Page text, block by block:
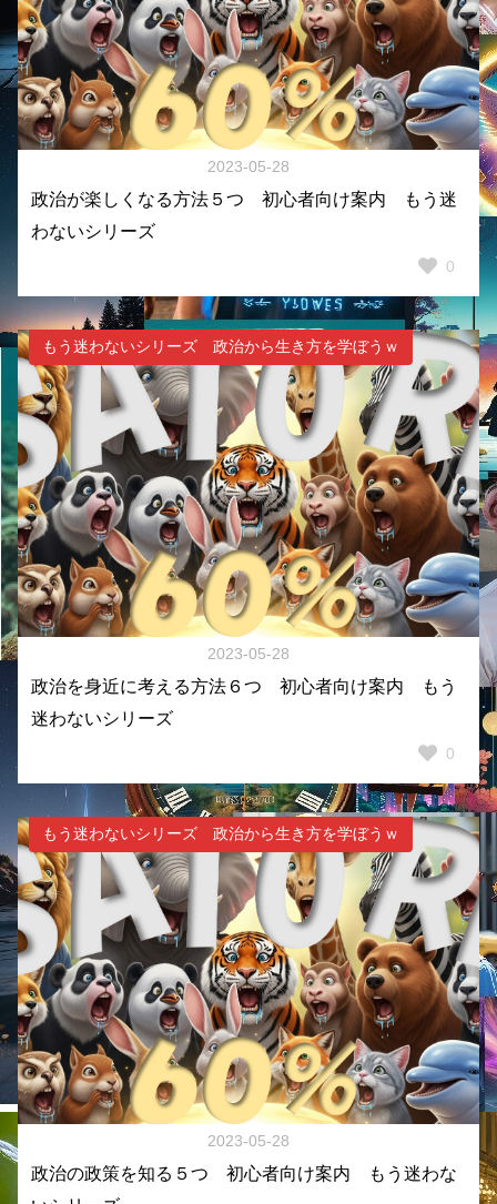
2023-05-28
政治が楽しくなる方法５つ 初心者向け案内 もう迷
わないシリーズ
0
もう迷わないシリーズ 政治から生き方を学ぼうｗ
2023-05-28
政治を身近に考える方法６つ 初心者向け案内 もう
迷わないシリーズ
0
もう迷わないシリーズ 政治から生き方を学ぼうｗ
2023-05-28
政治の政策を知る５つ 初心者向け案内 もう迷わな